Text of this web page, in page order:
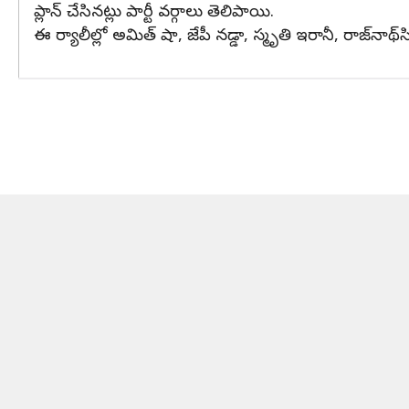
ప్లాన్ చేసినట్లు పార్టీ వర్గాలు తెలిపాయి.
ఈ ర్యాలీల్లో అమిత్ షా, జేపీ నడ్డా, స్మృతి ఇరానీ,